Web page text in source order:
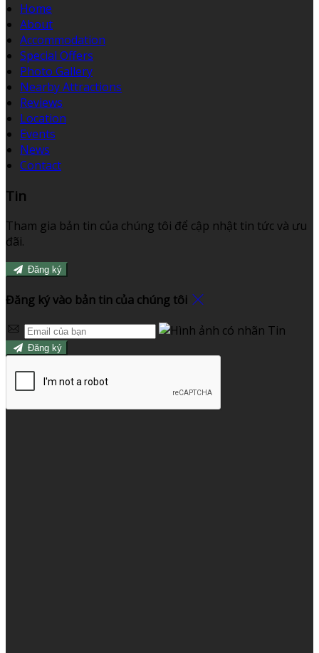
Home
About
Accommodation
Special Offers
Photo Gallery
Nearby Attractions
Reviews
Location
Events
News
Contact
Tin
Tham gia bản tin của chúng tôi để cập nhật tin tức và ưu
đãi.
Đăng ký
Đăng ký vào bản tin của chúng tôi
Đăng ký